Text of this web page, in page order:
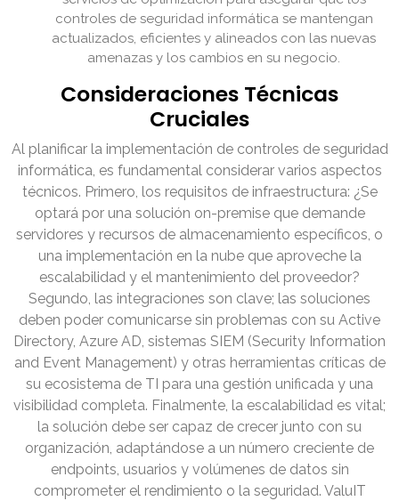
controles de seguridad informática se mantengan
actualizados, eficientes y alineados con las nuevas
amenazas y los cambios en su negocio.
Consideraciones Técnicas
Cruciales
Al planificar la implementación de controles de seguridad
informática, es fundamental considerar varios aspectos
técnicos. Primero, los requisitos de infraestructura: ¿Se
optará por una solución on-premise que demande
servidores y recursos de almacenamiento específicos, o
una implementación en la nube que aproveche la
escalabilidad y el mantenimiento del proveedor?
Segundo, las integraciones son clave; las soluciones
deben poder comunicarse sin problemas con su Active
Directory, Azure AD, sistemas SIEM (Security Information
and Event Management) y otras herramientas críticas de
su ecosistema de TI para una gestión unificada y una
visibilidad completa. Finalmente, la escalabilidad es vital;
la solución debe ser capaz de crecer junto con su
organización, adaptándose a un número creciente de
endpoints, usuarios y volúmenes de datos sin
comprometer el rendimiento o la seguridad. ValuIT